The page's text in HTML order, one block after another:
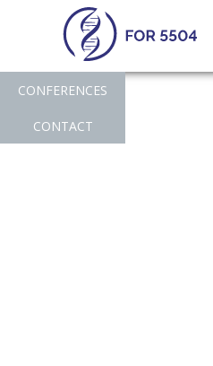
CONFERENCES
CONTACT